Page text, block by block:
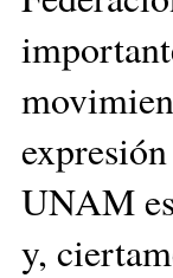
UNAM
y,